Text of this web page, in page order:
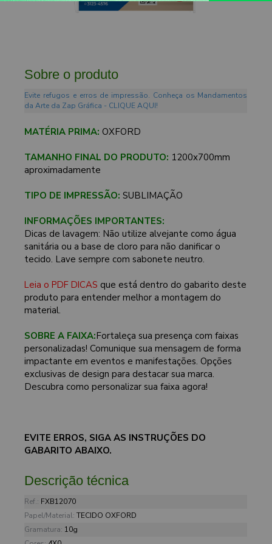
Sobre o produto
Evite refugos e erros de impressão. Conheça os Mandamentos
da Arte da Zap Gráfica - CLIQUE AQUI!
MATÉRIA PRIMA: OXFORD
TAMANHO FINAL DO PRODUTO: 1200x700mm
aproximadamente
TIPO DE IMPRESSÃO: SUBLIMAÇÃO
INFORMAÇÕES IMPORTANTES:
Dicas de lavagem: Não utilize alvejante como água
sanitária ou a base de cloro para não danificar o
tecido. Lave sempre com sabonete neutro.
Leia o PDF DICAS que está dentro do gabarito deste
produto para entender melhor a montagem do
material.
SOBRE A FAIXA:Fortaleça sua presença com faixas
personalizadas! Comunique sua mensagem de forma
impactante em eventos e manifestações. Opções
exclusivas de design para destacar sua marca.
Descubra como personalizar sua faixa agora!
EVITE ERROS, SIGA AS INSTRUÇÕES DO
GABARITO ABAIXO.
Descrição técnica
Ref.: FXB12070
Papel/Material: TECIDO OXFORD
Gramatura: 10g